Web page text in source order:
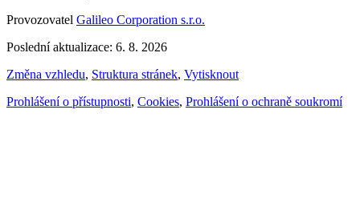
Provozovatel Galileo Corporation s.r.o.
Poslední aktualizace: 6. 8. 2026
Změna vzhledu, Struktura stránek, Vytisknout
Prohlášení o přístupnosti, Cookies, Prohlášení o ochraně soukromí